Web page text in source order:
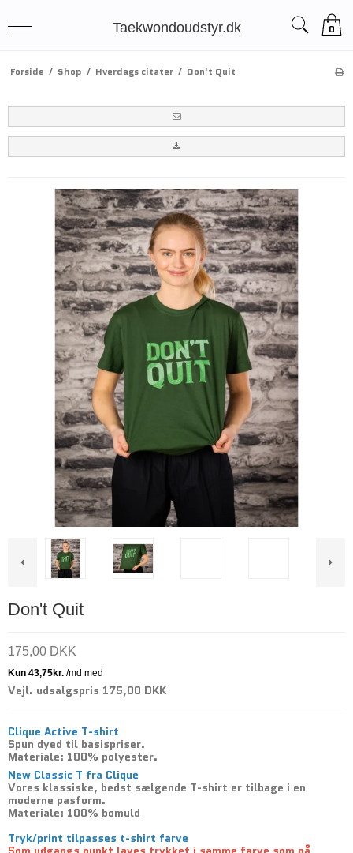
Taekwondoudstyr.dk 0
Forside / Shop / Hverdags citater / Don't Quit
Don't Quit
175,00 DKK
Vejl. udsalgspris 175,00 DKK
Clique Active T-shirt
Spun dyed til basispriser.
Materiale: 100% polyester.
New Classic T fra Clique
Vores klassiske, bedst sælgende T-shirt er tilbage i en
moderne pasform.
Materiale: 100% bomuld
Tryk/print tilpasses t-shirt farve